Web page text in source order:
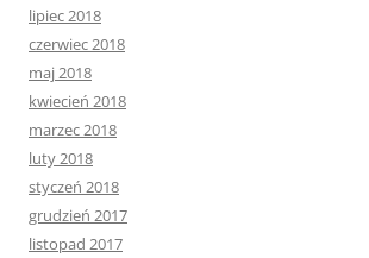
lipiec 2018
czerwiec 2018
maj 2018
kwiecień 2018
marzec 2018
luty 2018
styczeń 2018
grudzień 2017
listopad 2017